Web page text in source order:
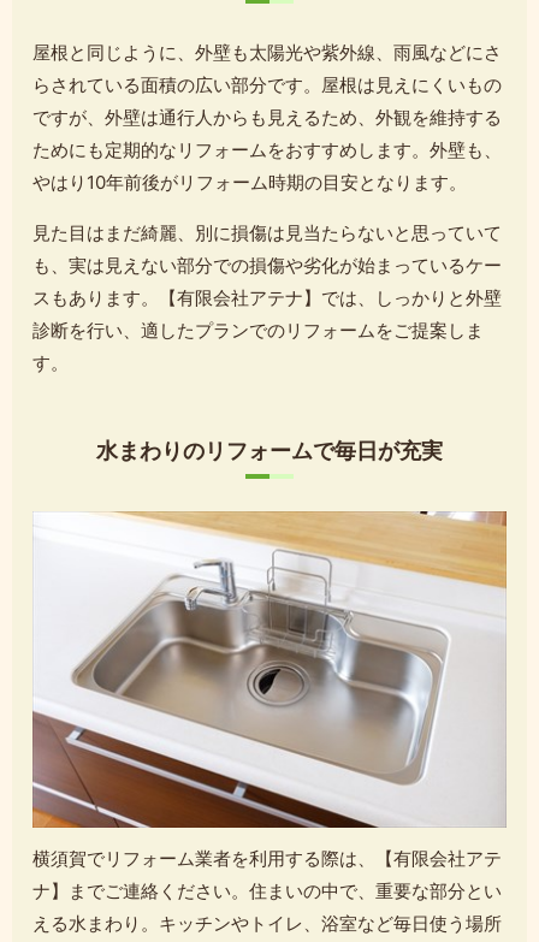
屋根と同じように、外壁も太陽光や紫外線、雨風などにさ
らされている面積の広い部分です。屋根は見えにくいもの
ですが、外壁は通行人からも見えるため、外観を維持する
ためにも定期的なリフォームをおすすめします。外壁も、
やはり10年前後がリフォーム時期の目安となります。
見た目はまだ綺麗、別に損傷は見当たらないと思っていて
も、実は見えない部分での損傷や劣化が始まっているケー
スもあります。【有限会社アテナ】では、しっかりと外壁
診断を行い、適したプランでのリフォームをご提案しま
す。
水まわりのリフォームで毎日が充実
横須賀でリフォーム業者を利用する際は、【有限会社アテ
ナ】までご連絡ください。住まいの中で、重要な部分とい
える水まわり。キッチンやトイレ、浴室など毎日使う場所